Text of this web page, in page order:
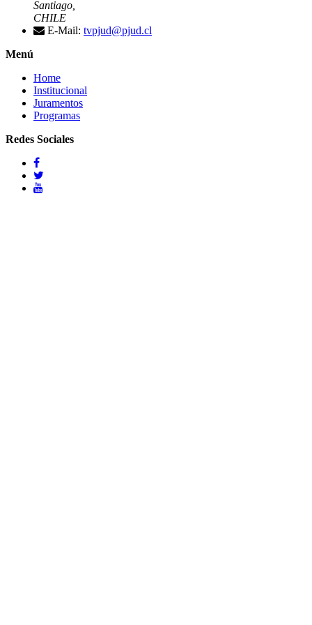
Santiago,
CHILE
E-Mail: tvpjud@pjud.cl
Menú
Home
Institucional
Juramentos
Programas
Redes Sociales